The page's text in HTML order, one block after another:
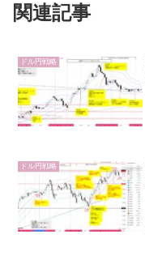
関連記事
ドル円戦略
ドル円戦略